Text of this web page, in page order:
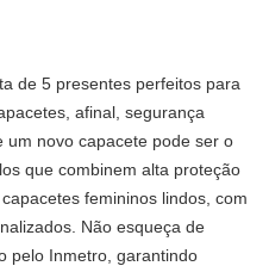
de 5 presentes perfeitos para
afinal, segurança
um novo capacete pode ser o
que combinem alta proteção
femininos lindos, com
Não esqueça de
pelo Inmetro, garantindo